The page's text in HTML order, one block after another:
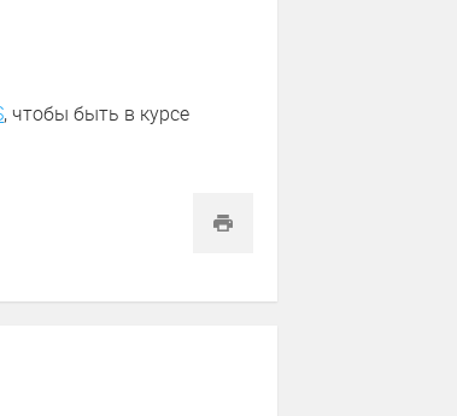
, чтобы быть в курсе